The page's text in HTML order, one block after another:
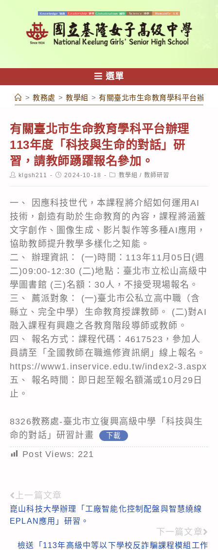
容
選單
> 教務處 > 教學組 > 有關臺北市生命教育學科平台辦理
有關臺北市生命教育學科平台辦理
113年度「科技與生命的對話」研
習，請教師踴躍報名參加。
Postklgsh211
Post2024-10-18
Post教學組 / 教師研習
一、 因應科技世代，本課程將介紹如何運用AI
技術，創造有助於生命教育的內容，課程將涵蓋
文字創作、圖像生成、影片製作等多種AI應用，
協助教師提升教學多樣化之知能。
二、 辦理資訊： (一)時間：113年11月05日(週
二)09:00-12:30 (二)地點：臺北市立松山高級中
學圖書館 (三)名額：30人，不接受現場報名。
三、 薦派對象： (一)臺北市公私立高中職（含
縣立、完全中學）生命教育授課教師。 (二)對AI
融入課程有興趣之各教育階段導師或教師。
四、 報名方式：課程代碼：4617523，參加人
員請至「全國教師在職進修資訊網」線上報名。
https://www1.inservice.edu.tw/index2-3.aspx
五、 報名時間：即日起至報名額滿或10月29日
止。
8326教務處-臺北市立復興高級中學「科技與生
命的對話」研習計畫
下載
Post Views: 221
Read
more
上一篇文章
崑山科技大學辦理「工廠智能化控制配盤與智慧繞線
EPLAN應用」研習。
下一篇文章
檢送「113年高級中等以下學校反詐騙課程模組工作